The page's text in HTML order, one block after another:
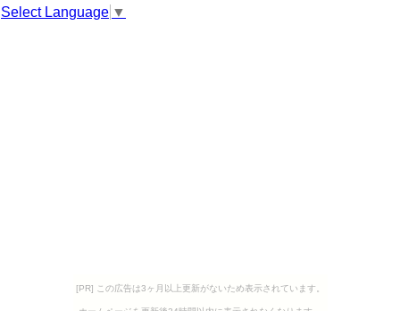
Select Language ▼
[PR] この広告は3ヶ月以上更新がないため表示されています。